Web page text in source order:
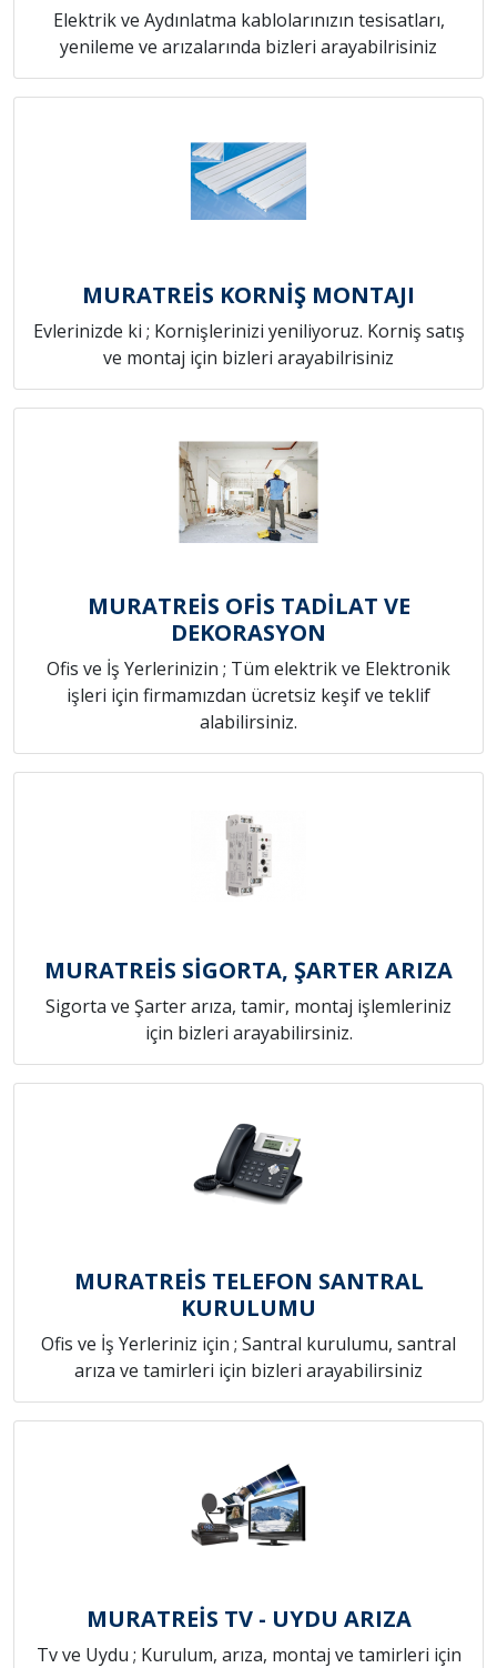
Elektrik ve Aydınlatma kablolarınızın tesisatları,
yenileme ve arızalarında bizleri arayabilrisiniz
MURATREİS KORNİŞ MONTAJI
Evlerinizde ki ; Kornişlerinizi yeniliyoruz. Korniş satış
ve montaj için bizleri arayabilrisiniz
MURATREİS OFİS TADİLAT VE
DEKORASYON
Ofis ve İş Yerlerinizin ; Tüm elektrik ve Elektronik
işleri için firmamızdan ücretsiz keşif ve teklif
alabilirsiniz.
MURATREİS SİGORTA, ŞARTER ARIZA
Sigorta ve Şarter arıza, tamir, montaj işlemleriniz
için bizleri arayabilirsiniz.
MURATREİS TELEFON SANTRAL
KURULUMU
Ofis ve İş Yerleriniz için ; Santral kurulumu, santral
arıza ve tamirleri için bizleri arayabilirsiniz
MURATREİS TV - UYDU ARIZA
Tv ve Uydu ; Kurulum, arıza, montaj ve tamirleri için